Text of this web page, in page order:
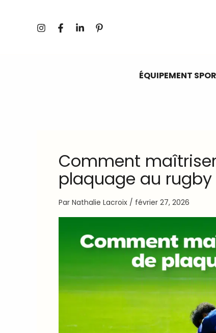
ÉQUIPEMENT
Comment
plaquage au rugby
Par Nathalie Lacroix / février 27, 2026